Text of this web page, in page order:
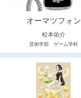
オーマツフォン
松本佑介
芸術学部 ゲーム学科